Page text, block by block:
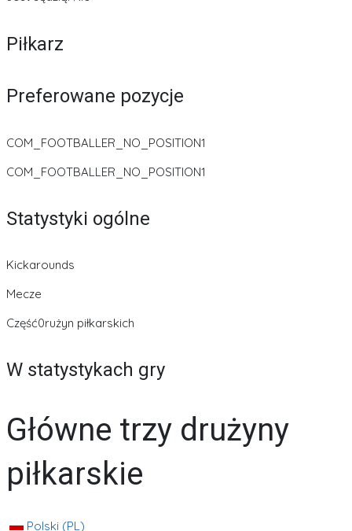
Piłkarz
Preferowane pozycje
COM_FOOTBALLER_NO_POSITION1
COM_FOOTBALLER_NO_POSITION1
Statystyki ogólne
Kickarounds
Mecze
Część0rużyn piłkarskich
W statystykach gry
Główne trzy drużyny
piłkarskie
Polski (PL)